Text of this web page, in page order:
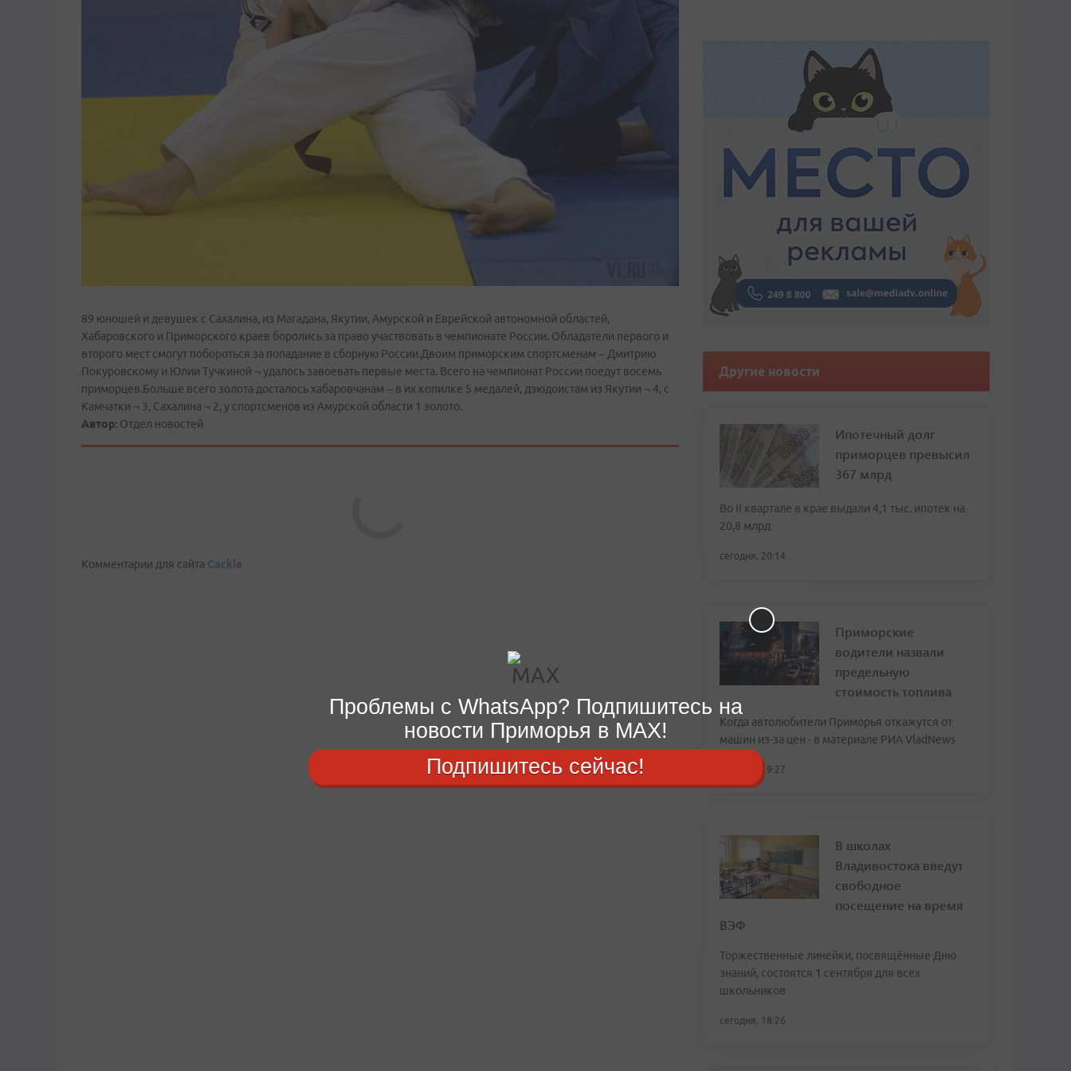
89 юношей и девушек с Сахалина, из Магадана, Якутии, Амурской и Еврейской автономной областей,
Хабаровского и Приморского краев боролись за право участвовать в чемпионате России. Обладатели первого и
второго мест смогут побороться за попадание в сборную России.Двоим приморским спортсменам – Дмитрию
Покуровскому и Юлии Тучкиной ¬ удалось завоевать первые места. Всего на чемпионат России поедут восемь
приморцев.Больше всего золота досталось хабаровчанам – в их копилке 5 медалей, дзюдоистам из Якутии ¬ 4, с
Камчатки ¬ 3, Сахалина ¬ 2, у спортсменов из Амурской области 1 золото.
Автор: Отдел новостей
Комментарии для сайта Cackle
Другие новости
Ипотечный долг
приморцев превысил
367 млрд
Во II квартале в крае выдали 4,1 тыс. ипотек на
20,8 млрд
сегодня, 20:14
Приморские
водители назвали
предельную
стоимость топлива
Когда автолюбители Приморья откажутся от
машин из-за цен - в материале РИА VladNews
сегодня, 19:27
В школах
Владивостока введут
свободное
посещение на время
ВЭФ
Торжественные линейки, посвящённые Дню
знаний, состоятся 1 сентября для всех
школьников
сегодня, 18:26
Проблемы с WhatsApp? Подпишитесь на
новости Приморья в MAX!
Подпишитесь сейчас!